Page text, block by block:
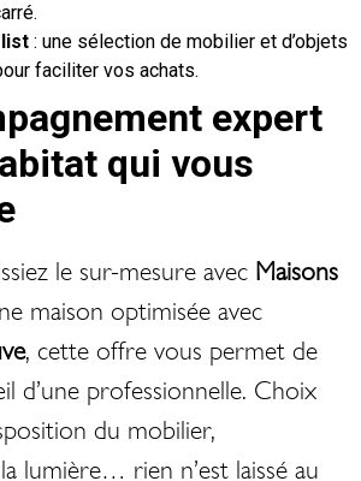
list : une sélection de mobilier et d’objets
faciliter vos achats.
expert
qui vous
le sur-mesure avec Maisons
maison optimisée avec
, cette offre vous permet de
d’une professionnelle. Choix
du mobilier,
lumière… rien n’est laissé au